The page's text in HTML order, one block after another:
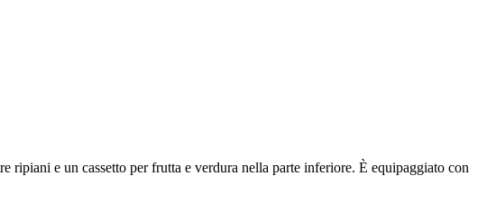
e un cassetto per frutta e verdura nella parte inferiore. È equipaggiato con